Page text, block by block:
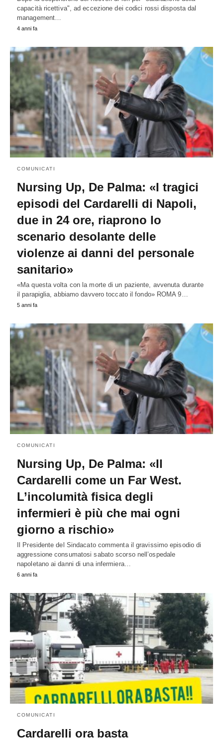
capacità ricettiva", ad eccezione dei codici rossi disposta dal
management…
4 anni fa
COMUNICATI
Nursing Up, De Palma: «I tragici
episodi del Cardarelli di Napoli,
due in 24 ore, riaprono lo
scenario desolante delle
violenze ai danni del personale
sanitario»
«Ma questa volta con la morte di un paziente, avvenuta durante
il parapiglia, abbiamo davvero toccato il fondo» ROMA 9…
5 anni fa
COMUNICATI
Nursing Up, De Palma: «Il
Cardarelli come un Far West.
L’incolumità fisica degli
infermieri è più che mai ogni
giorno a rischio»
Il Presidente del Sindacato commenta il gravissimo episodio di
aggressione consumatosi sabato scorso nell’ospedale
napoletano ai danni di una infermiera…
6 anni fa
COMUNICATI
Cardarelli ora basta